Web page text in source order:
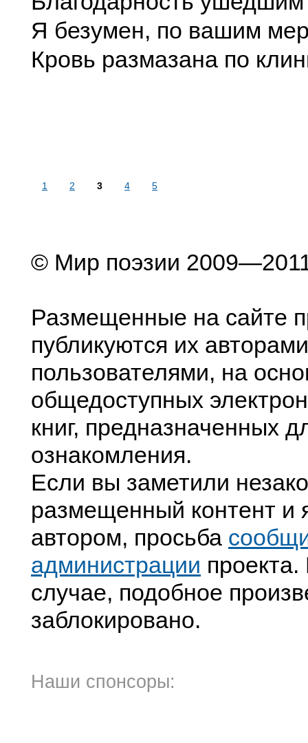
Я безумен, по вашим
Кровь размазана по
1 2 3 4 5
© Мир поэзии
Размещенные на сайте
публикуются их
пользователями, на
общедоступных
книг, предназначенных
ознакомления.
Если вы заметили
размещенный контент и
автором, просьба
администрации
случае, подобное
заблокировано.
Наши спонсоры: